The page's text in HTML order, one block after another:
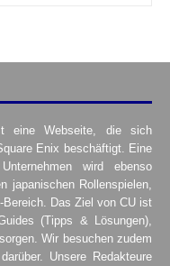
eine Webseite, die sich
Enix beschäftigt. Eine
wird ebenso
japanischen Rollenspielen,
Das Ziel von CU ist
(Tipps & Lösungen),
Wir besuchen zudem
Unsere Redakteure